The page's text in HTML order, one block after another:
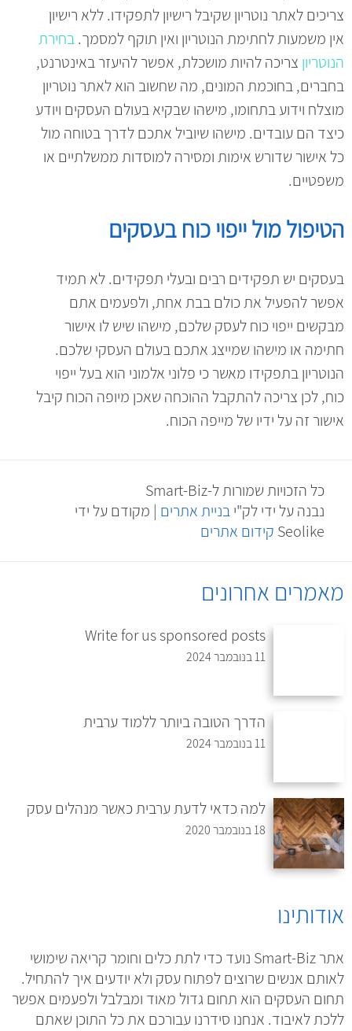
צריכים לאתר נוטריון שקיבל רישיון לתפקידו. ללא רישיון
אין משמעות לחתימת הנוטריון ואין תוקף למסמך.בחירת
הנוטריון צריכה להיות מושכלת, אפשר להיעזר באינטרנט,
בחברים, בחוכמת המונים, מה שחשוב הוא לאתר נוטריון
מוצלח וידוע בתחומו, מישהו שבקיא בעולם העסקים ויודע
כיצד הם עובדים. מישהו שיוביל אתכם לדרך בטוחה מול
כל אישור שדורש אימות ומסירה למוסדות ממשלתיים או
משפטיים.
הטיפול מול ייפוי כוח בעסקים
בעסקים יש תפקידים רבים ובעלי תפקידים. לא תמיד
אפשר להפעיל את כולם בבת אחת, ולפעמים אתם
מבקשים ייפוי כוח לעסק שלכם, מישהו שיש לו אישור
חתימה או מישהו שמייצג אתכם בעולם העסקי שלכם.
הנוטריון בתפקידו מאשר כי פלוני אלמוני הוא בעל ייפוי
כוח, לכן צריכה להתקבל ההוכחה שאכן מיופה הכוח קיבל
אישור זה על ידיו של מייפה הכוח.
מאמרים אחרונים
Write for us sponsored posts
11 בנובמבר 2024
הדרך הטובה ביותר ללמוד ערבית
11 בנובמבר 2024
למה כדאי לדעת ערבית כאשר מנהלים עסק
18 בנובמבר 2020
אודותינו
אתר Smart-Biz נועד כדי לתת כלים וחומר קריאה שימושי
לאותם אנשים שרוצים לפתוח עסק ולא יודעים איך להתחיל.
תחום העסקים הוא תחום גדול מאוד ומבלבל ולפעמים אפשר
ללכת לאיבוד. אנחנו סידרנו עבורכם את כל התוכן שאתם
כל הזכויות שמורות ל-Smart-Biz
נבנה על ידי לק"יבניית אתרים | מקודם על ידי
Seolike קידום אתרים